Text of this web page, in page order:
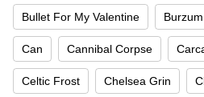
Bullet For My Valentine Burzum
Can Cannibal Corpse
Celtic Frost Chelsea Grin